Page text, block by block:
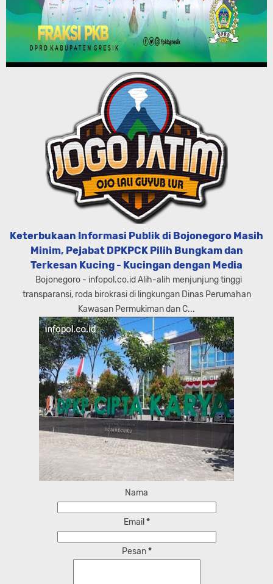
Keterbukaan Informasi Publik di Bojonegoro Masih
Minim, Pejabat DPKPCK Pilih Bungkam dan
Terkesan Kucing - Kucingan dengan Media
Bojonegoro - infopol.co.id Alih-alih menjunjung tinggi
transparansi, roda birokrasi di lingkungan Dinas Perumahan
Kawasan Permukiman dan C...
Nama
Email *
Pesan*